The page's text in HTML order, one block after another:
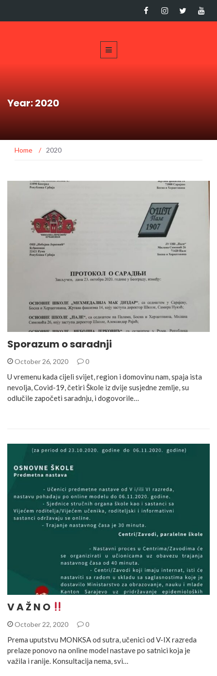
Year: 2020
Home / 2020
Sporazum o saradnji
October 26, 2020 0
U vremenu kada cijeli svijet, region i domovinu nam, spaja ista
nevolja, Covid-19, četiri Škole iz dvije susjedne zemlje, su
odlučile započeti saradnju, i dogovorile…
V A Ž N O
October 22, 2020 0
Prema uputstvu MONKSA od sutra, učenici od V-IX razreda
prelaze ponovo na online model nastave po satnici koja je
važila i ranije. Konsultacija nema, svi…